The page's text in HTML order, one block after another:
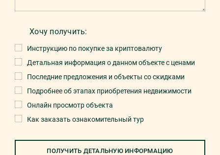
Хочу получить:
Инструкцию по покупке за криптовалюту
Детальная информация о данном объекте с ценами
Последние предложения и объекты со скидками
Подробнее об этапах приобретения недвижимости
Онлайн просмотр объекта
Как заказать ознакомительный тур
ПОЛУЧИТЬ ДЕТАЛЬНУЮ ИНФОРМАЦИЮ